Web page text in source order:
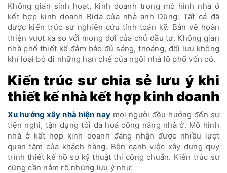
Không gian sinh hoạt, kinh doanh trong mô hình nhà ở
kết hợp kinh doanh Bida của nhà anh Dũng. Tất cả đã
được kiến trúc sư nghiên cứu tính toán kỹ. Bản vẽ hoàn
thiện vượt xa so với mong đợi của chủ đầu tư. Không gian
nhà phố thiết kế đảm bảo đủ sáng, thoáng, đối lưu không
khí loại bỏ đi những hạn chế của ngôi nhà lô phố vốn có.
Kiến trúc sư chia sẻ lưu ý khi
thiết kế nhà kết hợp kinh doanh
Xu hướng xây nhà hiện nay mọi người đều hướng đến sự
tiện nghi, tận dụng tối đa hoá công năng nhà ở. Mô hình
nhà ở kết hợp kinh doanh đang nhận được nhiều lượt
quan tâm của khách hàng. Bên cạnh việc xây dựng quy
trình thiết kế hồ sơ kỹ thuật thi công chuẩn. Kiến trúc sư
cũng cần nắm rõ những lưu ý như: